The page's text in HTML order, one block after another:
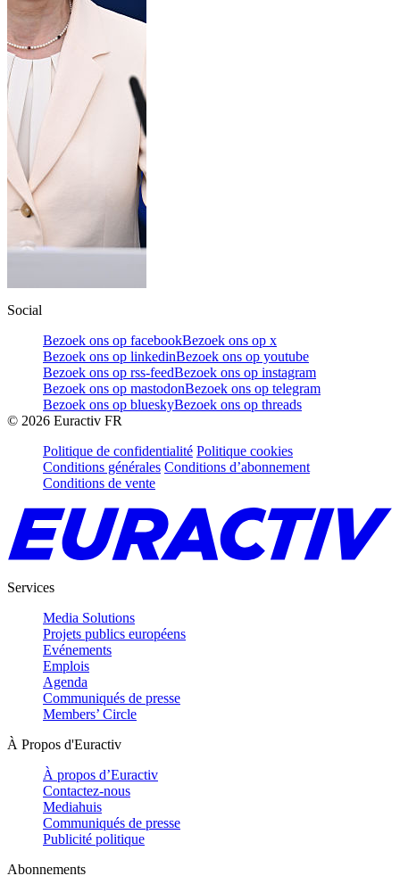
Social
Bezoek ons op facebookBezoek ons op x
Bezoek ons op linkedinBezoek ons op youtube
Bezoek ons op rss-feedBezoek ons op instagram
Bezoek ons op mastodonBezoek ons op telegram
Bezoek ons op blueskyBezoek ons op threads
© 2026 Euractiv FR
Politique de confidentialité Politique cookies
Conditions générales Conditions d’abonnement
Conditions de vente
Services
Media Solutions
Projets publics européens
Evénements
Emplois
Agenda
Communiqués de presse
Members’ Circle
À Propos d'Euractiv
À propos d’Euractiv
Contactez-nous
Mediahuis
Communiqués de presse
Publicité politique
Abonnements